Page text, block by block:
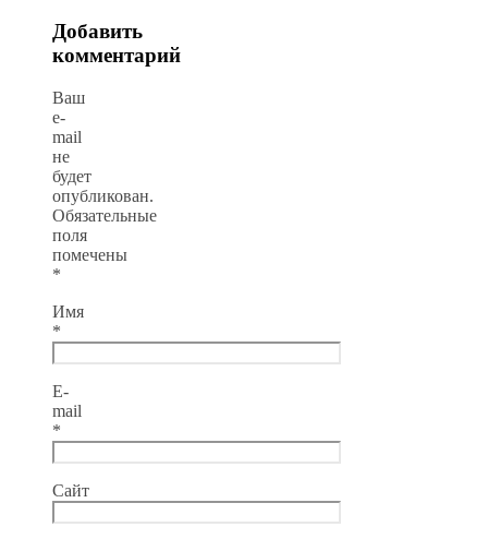
Добавить
комментарий
Ваш
e-
mail
не
будет
опубликован.
Обязательные
поля
помечены
*
Имя
*
E-
mail
*
Сайт